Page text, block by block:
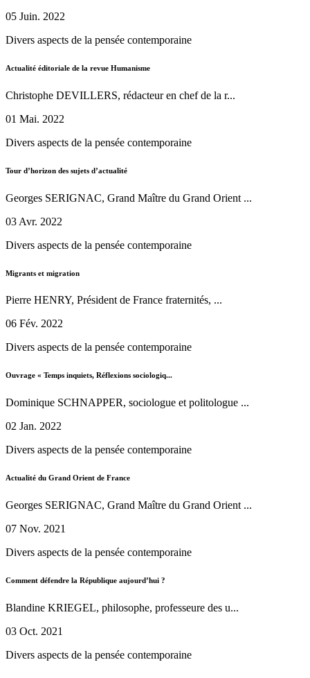
05 Juin. 2022
Divers aspects de la pensée contemporaine
Actualité éditoriale de la revue Humanisme
Christophe DEVILLERS, rédacteur en chef de la r...
01 Mai. 2022
Divers aspects de la pensée contemporaine
Tour d’horizon des sujets d’actualité
Georges SERIGNAC, Grand Maître du Grand Orient ...
03 Avr. 2022
Divers aspects de la pensée contemporaine
Migrants et migration
Pierre HENRY, Président de France fraternités, ...
06 Fév. 2022
Divers aspects de la pensée contemporaine
Ouvrage « Temps inquiets, Réflexions sociologiq...
Dominique SCHNAPPER, sociologue et politologue ...
02 Jan. 2022
Divers aspects de la pensée contemporaine
Actualité du Grand Orient de France
Georges SERIGNAC, Grand Maître du Grand Orient ...
07 Nov. 2021
Divers aspects de la pensée contemporaine
Comment défendre la République aujourd’hui ?
Blandine KRIEGEL, philosophe, professeure des u...
03 Oct. 2021
Divers aspects de la pensée contemporaine